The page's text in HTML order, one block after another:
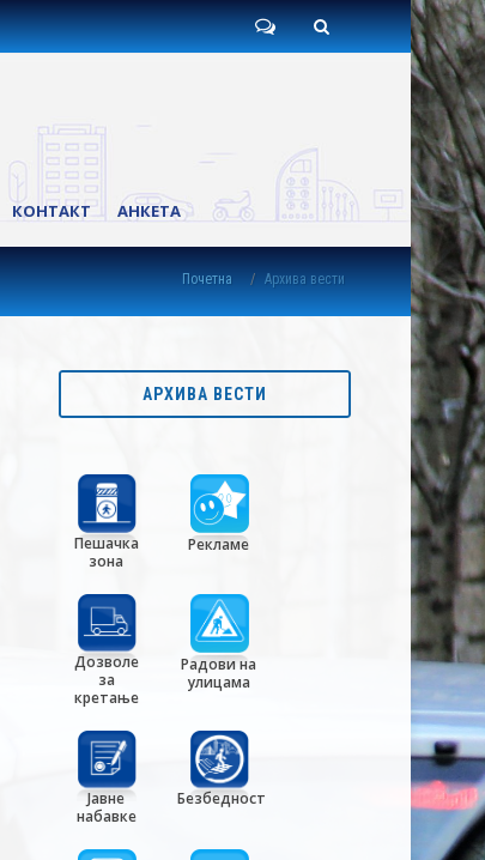
КОНТАКТ АНКЕТА
Почетна Архива вести
АРХИВА ВЕСТИ
Пешачка
зона
Рекламе
Дозволе
за
кретање
Радови на
улицама
Јавне
набавке
Безбедност